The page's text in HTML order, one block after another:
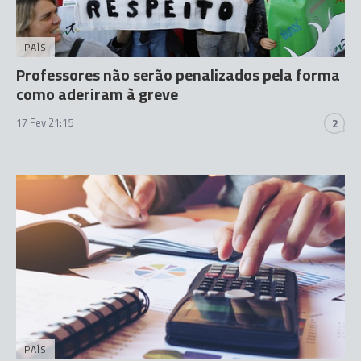
PAÍS
Professores não serão penalizados pela forma
como aderiram à greve
17 Fev 21:15 2
PAÍS